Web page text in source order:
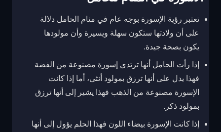
تعتبر رؤية الإسورة بوجه عام في منام الحامل دلالة
على أن ولادتها ستكون سهلة ويسيرة وأن مولودها
يكون بصحة جيدة.
إذا رأت الحامل أنها ترتدي إسورة مصنوعة من الفضة
فهذا يدل على أنها ترزق بمولود أنثى، أما إذا كانت
الإسورة مصنوعة من الذهب فهذا يشير إلى أنها ترزق
بمولود ذكر.
إذا كانت الإسورة بيضاء اللون فهذا الحلم يؤول إلى أنها